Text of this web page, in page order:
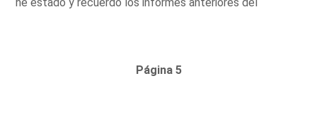
Página 5